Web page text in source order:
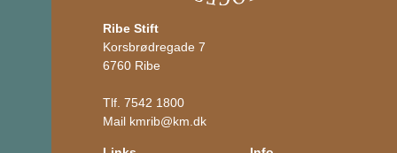
Ribe Stift
Korsbrødregade 7
6760 Ribe
Tlf.7542 1800
Mail kmrib@km.dk